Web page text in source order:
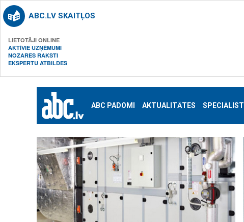
ABC.LV SKAITĻOS
LIETOTĀJI ONLINE
AKTĪVIE UZŅĒMUMI
NOZARES RAKSTI
EKSPERTU ATBILDES
ABC PADOMI AKTUALITĀTES SPECIĀLISTI